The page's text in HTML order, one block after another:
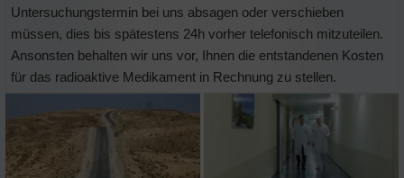
Untersuchungstermin bei uns absagen oder verschieben
müssen, dies bis spätestens 24h vorher telefonisch mitzuteilen.
Ansonsten behalten wir uns vor, Ihnen die entstandenen Kosten
für das radioaktive Medikament in Rechnung zu stellen.